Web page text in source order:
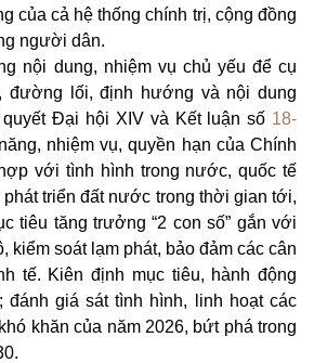
của cả hệ thống chính trị, cộng đồng
người dân.
nội dung, nhiệm vụ chủ yếu để cụ
đường lối, định hướng và nội dung
quyết Đại hội XIV và Kết luận số 18-
nhiệm vụ, quyền hạn của Chính
với tình hình trong nước, quốc tế
triển đất nước trong thời gian tới,
tiêu tăng trưởng “2 con số” gắn với
kiểm soát lạm phát, bảo đảm các cân
tế. Kiên định mục tiêu, hành động
đánh giá sát tình hình, linh hoạt các
khăn của năm 2026, bứt phá trong